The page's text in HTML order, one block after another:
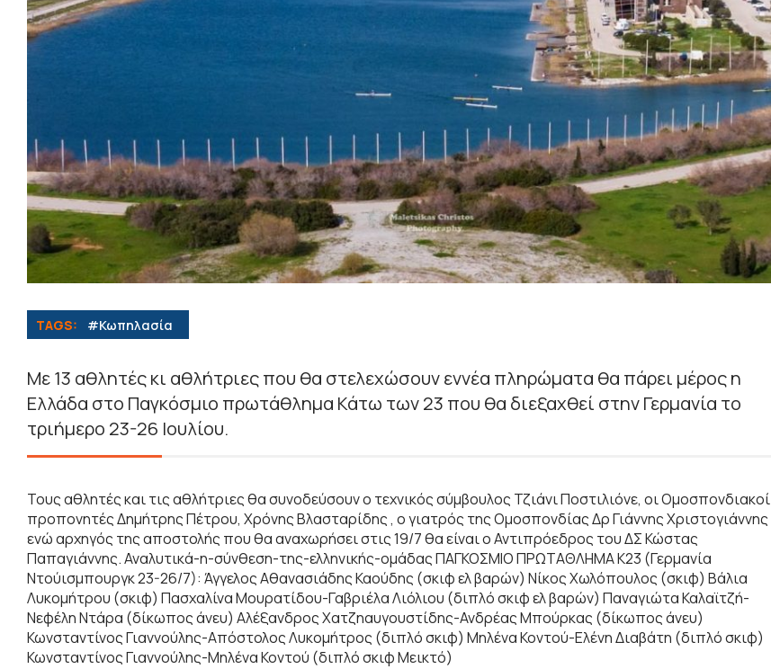
TAGS: #Κωπηλασία
Με 13 αθλητές κι αθλήτριες που θα στελεχώσουν εννέα πληρώματα θα πάρει μέρος η
Ελλάδα στο Παγκόσμιο πρωτάθλημα Κάτω των 23 που θα διεξαχθεί στην Γερμανία το
τριήμερο 23-26 Ιουλίου.
Τους αθλητές και τις αθλήτριες θα συνοδεύσουν ο τεχνικός σύμβουλος Τζιάνι Ποστιλιόνε, οι Ομοσπονδιακοί
προπονητές Δημήτρης Πέτρου, Χρόνης Βλασταρίδης , ο γιατρός της Ομοσπονδίας Δρ Γιάννης Χριστογιάννης
ενώ αρχηγός της αποστολής που θα αναχωρήσει στις 19/7 θα είναι ο Αντιπρόεδρος του ΔΣ Κώστας
Παπαγιάννης. Αναλυτικά-η-σύνθεση-της-ελληνικής-ομάδας ΠΑΓΚΟΣΜΙΟ ΠΡΩΤΑΘΛΗΜΑ Κ23 (Γερμανία
Ντούισμπουργκ 23-26/7): Άγγελος Αθανασιάδης Καούδης (σκιφ ελ βαρών) Νίκος Χωλόπουλος (σκιφ) Βάλια
Λυκομήτρου (σκιφ) Πασχαλίνα Μουρατίδου-Γαβριέλα Λιόλιου (διπλό σκιφ ελ βαρών) Παναγιώτα Καλαϊτζή-
Νεφέλη Ντάρα (δίκωπος άνευ) Αλέξανδρος Χατζηαυγουστίδης-Ανδρέας Μπούρκας (δίκωπος άνευ)
Κωνσταντίνος Γιαννούλης-Απόστολος Λυκομήτρος (διπλό σκιφ) Μηλένα Κοντού-Ελένη Διαβάτη (διπλό σκιφ)
Κωνσταντίνος Γιαννούλης-Μηλένα Κοντού (διπλό σκιφ Μεικτό)